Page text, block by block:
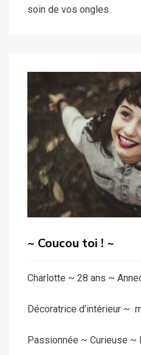
soin de vos ongles
~ Coucou toi ! ~
Charlotte ~ 28 ans ~
Décoratrice d’intérieur ~
Passionnée ~ Curieuse ~